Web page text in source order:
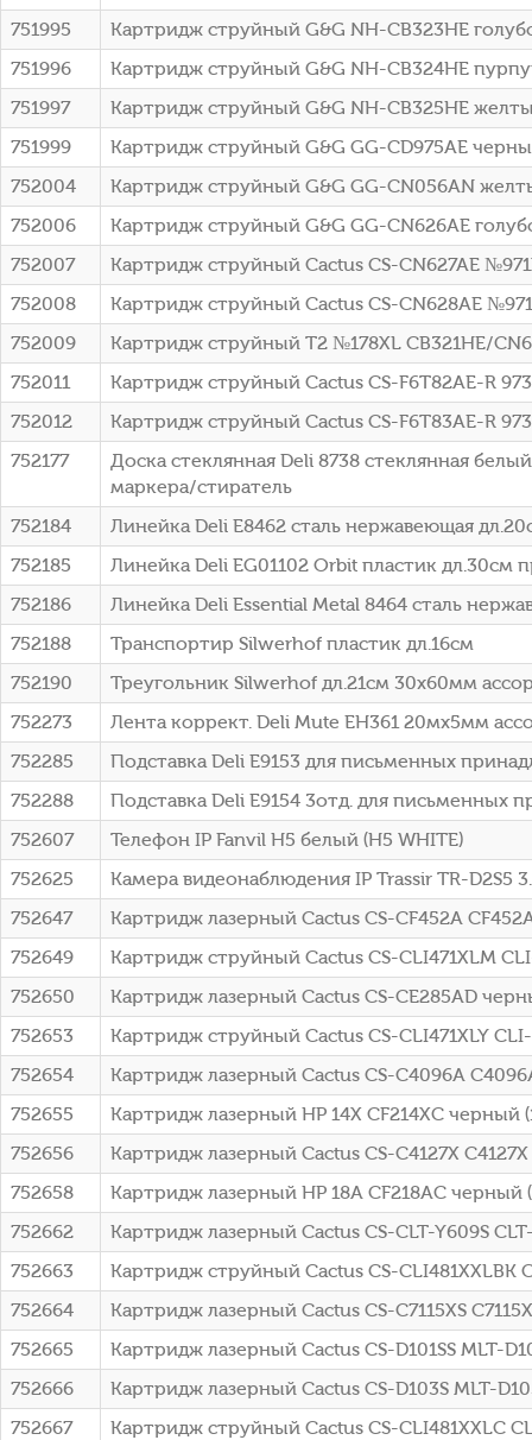
751995
Картридж струйный G&G NH-CB323HE
751996
Картридж струйный G&G NH-CB324HE
751997
Картридж струйный G&G NH-CB325HE
751999
Картридж струйный G&G GG-CD975AE
752004
Картридж струйный G&G GG-CN056AN
752006
Картридж струйный G&G GG-CN626AE
752007
Картридж струйный Cactus CS-CN627AE
752008
Картридж струйный Cactus CS-CN628AE
752009
Картридж струйный T2 №178XL CB321HE/
752011
Картридж струйный Cactus CS-F6T82AE-R
752012
Картридж струйный Cactus CS-F6T83AE-R
752177
Доска стеклянная Deli 8738 стеклянная
маркера/стиратель
752184
Линейка Deli E8462 сталь нержавеющая
752185
Линейка Deli EG01102 Orbit пластик
752186
Линейка Deli Essential Metal 8464 сталь
752188
Транспортир Silwerhof пластик дл.16см
752190
Треугольник Silwerhof дл.21см 30х60мм
752273
Лента коррект. Deli Mute EH361 20мх5мм
752285
Подставка Deli E9153 для письменных
752288
Подставка Deli E9154 3отд. для письменных
752607
Телефон IP Fanvil H5 белый (H5 WHITE)
752625
Камера видеонаблюдения IP Trassir TR-D2S5
752647
Картридж лазерный Cactus CS-CF452A
752649
Картридж струйный Cactus CS-CLI471XLM
752650
Картридж лазерный Cactus CS-CE285AD
752653
Картридж струйный Cactus CS-CLI471XLY
752654
Картридж лазерный Cactus CS-C4096A
752655
Картридж лазерный HP 14X CF214XC черный
752656
Картридж лазерный Cactus CS-C4127X
752658
Картридж лазерный HP 18A CF218AC черный
752662
Картридж лазерный Cactus CS-CLT-Y609S
752663
Картридж струйный Cactus CS-CLI481XXLBK
752664
Картридж лазерный Cactus CS-C7115XS
752665
Картридж лазерный Cactus CS-D101SS MLT-
752666
Картридж лазерный Cactus CS-D103S MLT-
752667
Картридж струйный Cactus CS-CLI481XXLC